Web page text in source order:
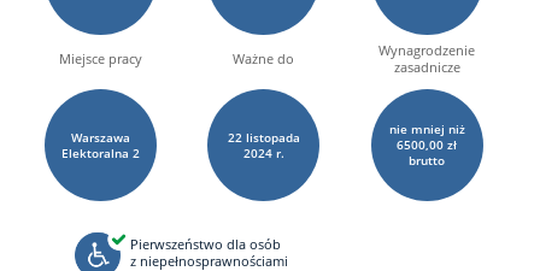
Miejsce pracy
Warszawa
Elektoralna 2
Ważne do
22 listopada
2024 r.
Wynagrodzenie
zasadnicze
nie mniej niż
6500,00 zł
brutto
Pierwszeństwo dla osób
z niepełnosprawnościami